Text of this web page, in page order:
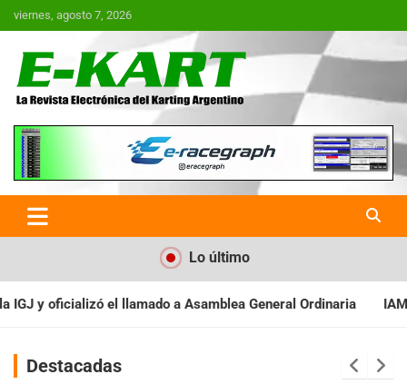
Saltar
al
viernes, agosto 7, 2026
E-Kart.com.ar | La Revista
Electrónica del Karting en
Argentina
Lo último
General Ordinaria IAME SERIES ARGENTINA: Baradero
Destacadas